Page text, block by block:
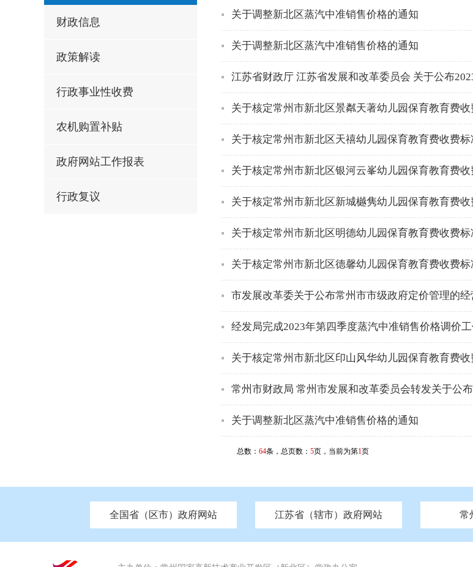
财政信息
政策解读
行政事业性收费
农机购置补贴
政府网站工作报表
行政复议
关于调整新北区蒸汽中准销售价格的通知
关于调整新北区蒸汽中准销售价格的通知
江苏省财政厅 江苏省发展和改革委员会 关于公布
关于核定常州市新北区景粼天著幼儿园保育教育费收
关于核定常州市新北区天禧幼儿园保育教育费收费标
关于核定常州市新北区银河云峯幼儿园保育教育费收
关于核定常州市新北区新城樾隽幼儿园保育教育费收
关于核定常州市新北区明德幼儿园保育教育费收费标
关于核定常州市新北区德馨幼儿园保育教育费收费标
市发展改革委关于公布常州市市级政府定价管理的
经发局完成2023年第四季度蒸汽中准销售价格调价
关于核定常州市新北区印山风华幼儿园保育教育费
常州市财政局 常州市发展和改革委员会转发关于公
关于调整新北区蒸汽中准销售价格的通知
总数： 64条，总页数： 5页，当前为第1页
全国省（区市）政府网站
北京 天津 重庆 河南 河北 山西 辽宁 吉林 黑龙江 上海 山
江苏省（辖市）政府网站
中国江苏 南京市政府 苏州市政府 无锡市政府 常州市政府 徐州市政府
常
市发改委 市工信局 市教育局 市科技局 市民族宗教事务局 市公安局 市民政
市应急管理局 市审计局 市外事办 市生态环境局 市城管局
区人大 区政协 纪委监委 检察院